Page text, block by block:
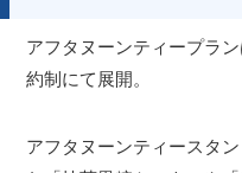
アフタヌーンティープラ
約制にて展開。
アフタヌーンティースタ